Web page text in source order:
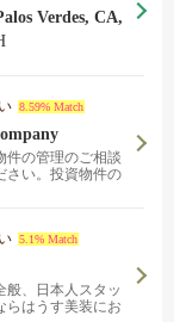
Verdes, CA,
8.59% Match
件の管理のご相談
さい。投資物件の
5.1% Match
般、日本人スタッ
らはうす美装にお